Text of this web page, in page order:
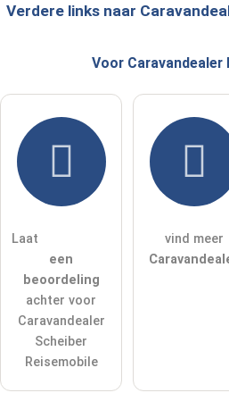
E-mailadres (wordt niet
Ik accepteer hierbij de
stel een publieke vraag
Let op:openbare vragen zijn voor
Klik hier om een
Caravandealer-invoer
Verdere links naar
Voor Caravandealer
Laat
een
beoordeling
achter voor
Caravandealer
Scheiber
Reisemobile
vind meer